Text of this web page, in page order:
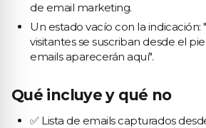
de email marketing.
Un estado vacío con la indicación:
visitantes se suscriban desde el
emails aparecerán aquí".
Qué incluye y qué no
✅ Lista de emails capturados